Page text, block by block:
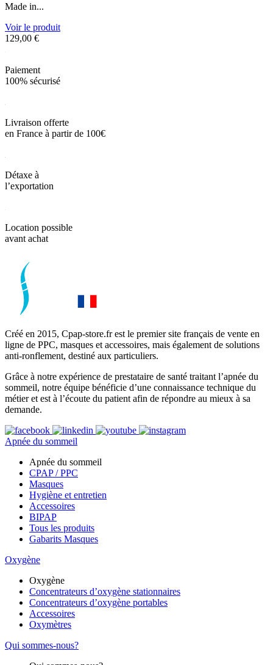
Made in...
Voir le produit
129,00 €
Paiement
100% sécurisé
Livraison offerte
en France à partir de 100€
Détaxe à
l’exportation
Location possible
avant achat
Créé en 2015, Cpap-store.fr est le premier site français de vente en
ligne de PPC, masques et accessoires, mais également de solutions
anti-ronflement, destiné aux particuliers.
Grâce à notre expérience de prestataire de santé traitant l’apnée du
sommeil, notre équipe bénéficie d’une connaissance technique du
métier et est à l’écoute du patient afin de répondre au mieux à sa
demande.
Apnée du sommeil
Apnée du sommeil
CPAP / PPC
Masques
Hygiène et entretien
Accessoires
BIPAP
Tous les produits
Gabarits Masques
Oxygène
Oxygène
Concentrateurs d’oxygène stationnaires
Concentrateurs d’oxygène portables
Accessoires
Oxymètres
Qui sommes-nous?